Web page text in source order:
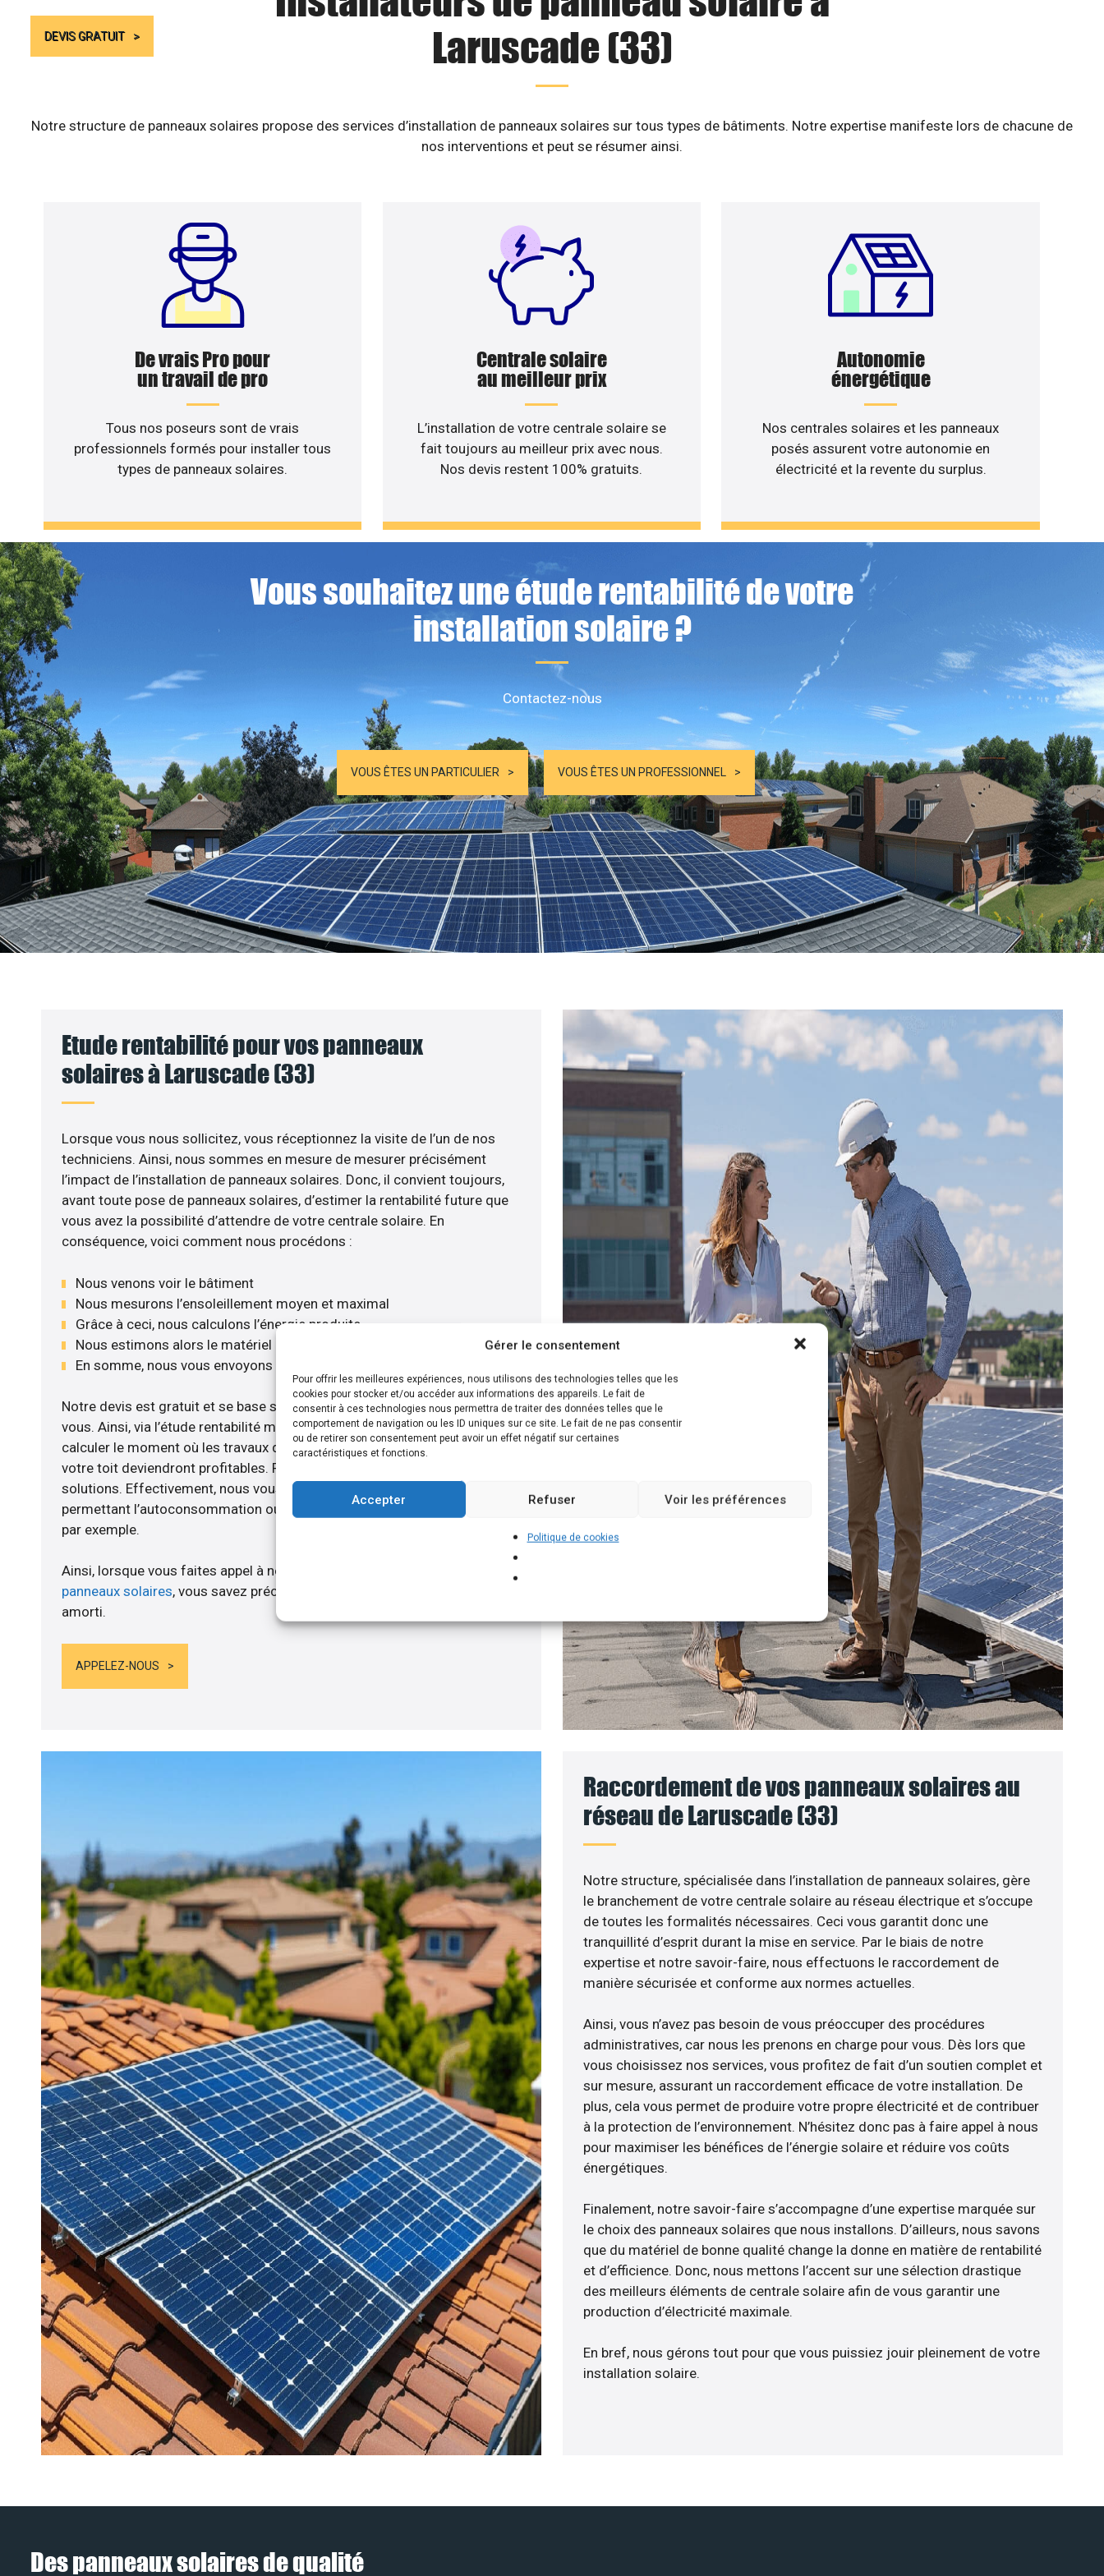
Gérer le consentement
Pour offrir les meilleures expériences, nous utilisons des technologies telles que les
cookies pour stocker et/ou accéder aux informations des appareils. Le fait de
consentir à ces technologies nous permettra de traiter des données telles que le
comportement de navigation ou les ID uniques sur ce site. Le fait de ne pas consentir
ou de retirer son consentement peut avoir un effet négatif sur certaines
caractéristiques et fonctions.
Accepter Refuser Voir les préférences
Politique de cookies
DEVIS GRATUIT
Laruscade (33)
Notre structure de panneaux solaires propose des services d’installation de panneaux solaires sur tous types de bâtiments. Notre expertise manifeste lors de chacune de
nos interventions et peut se résumer ainsi.
De vrais Pro pour
un travail de pro
Tous nos poseurs sont de vrais
professionnels formés pour installer tous
types de panneaux solaires.
Centrale solaire
au meilleur prix
L’installation de votre centrale solaire se
fait toujours au meilleur prix avec nous.
Nos devis restent 100% gratuits.
Autonomie
énergétique
Nos centrales solaires et les panneaux
posés assurent votre autonomie en
électricité et la revente du surplus.
Vous souhaitez une étude rentabilité de votre
installation solaire ?
Contactez-nous
VOUS ÊTES UN PARTICULIER VOUS ÊTES UN PROFESSIONNEL
Etude rentabilité pour vos panneaux
solaires à Laruscade (33)
Lorsque vous nous sollicitez, vous réceptionnez la visite de l’un de nos
techniciens. Ainsi, nous sommes en mesure de mesurer précisément
l’impact de l’installation de panneaux solaires. Donc, il convient toujours,
avant toute pose de panneaux solaires, d’estimer la rentabilité future que
vous avez la possibilité d’attendre de votre centrale solaire. En
conséquence, voici comment nous procédons :
Nous venons voir le bâtiment
Nous mesurons l’ensoleillement moyen et maximal
Grâce à ceci, nous calculons l’énergie produite
Nous estimons alors le matériel le plus adéquat
En somme, nous vous envoyons notre devis gratuitement
Notre devis est gratuit et se base sur la configuration la plus efficace pour
vous. Ainsi, via l’étude rentabilité menée, nous sommes en capacité de
calculer le moment où les travaux d’installation de panneaux solaire sur
votre toit deviendront profitables. Pour cela, nous disposons de plusieurs
solutions. Effectivement, nous vous proposons un branchement
permettant l’autoconsommation ou l’alimentation de batteries solaires,
par exemple.
Ainsi, lorsque vous faites appel à notre structure pour installer vos
panneaux solaires, vous savez précisément quand le coût des travaux sera
amorti.
APPELEZ-NOUS
Raccordement de vos panneaux solaires au
réseau de Laruscade (33)
Notre structure, spécialisée dans l’installation de panneaux solaires, gère
le branchement de votre centrale solaire au réseau électrique et s’occupe
de toutes les formalités nécessaires. Ceci vous garantit donc une
tranquillité d’esprit durant la mise en service. Par le biais de notre
expertise et notre savoir-faire, nous effectuons le raccordement de
manière sécurisée et conforme aux normes actuelles.
Ainsi, vous n’avez pas besoin de vous préoccuper des procédures
administratives, car nous les prenons en charge pour vous. Dès lors que
vous choisissez nos services, vous profitez de fait d’un soutien complet et
sur mesure, assurant un raccordement efficace de votre installation. De
plus, cela vous permet de produire votre propre électricité et de contribuer
à la protection de l’environnement. N’hésitez donc pas à faire appel à nous
pour maximiser les bénéfices de l’énergie solaire et réduire vos coûts
énergétiques.
Finalement, notre savoir-faire s’accompagne d’une expertise marquée sur
le choix des panneaux solaires que nous installons. D’ailleurs, nous savons
que du matériel de bonne qualité change la donne en matière de rentabilité
et d’efficience. Donc, nous mettons l’accent sur une sélection drastique
des meilleurs éléments de centrale solaire afin de vous garantir une
production d’électricité maximale.
En bref, nous gérons tout pour que vous puissiez jouir pleinement de votre
installation solaire.
Des panneaux solaires de qualité